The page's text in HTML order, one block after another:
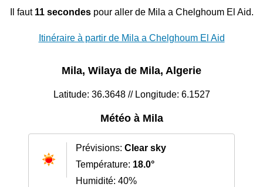
Il faut 11 secondespour aller de Mila a Chelghoum El Aid.
Itinéraire à partir de Mila a Chelghoum El Aid
Mila, Wilaya de Mila, Algerie
Latitude: 36.3648 // Longitude: 6.1527
Météo à Mila
Prévisions: Clear sky
Température: 18.0°
Humidité: 40%